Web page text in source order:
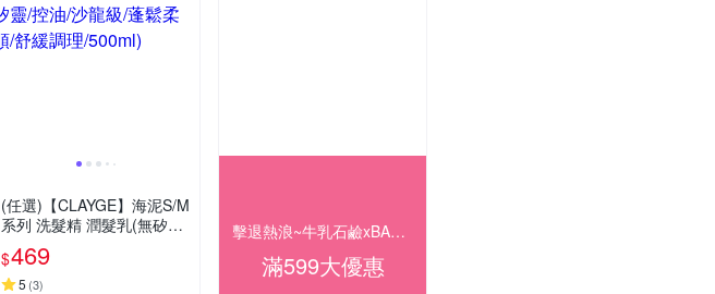
(任選)【CLAYGE】海泥S/M
系列 洗髮精 潤髮乳(無矽靈/
控油/沙龍級/蓬鬆柔順/舒緩
調理/500ml)
$469
5 (3)
擊退熱浪~牛乳石鹼xBANANAL 洗沐滿額贈禮
滿599大優惠